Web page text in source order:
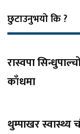
छुटाउनुभयो कि ?
रास्वपा
काँधमा
थुम्पाखर स्वास्थ्य